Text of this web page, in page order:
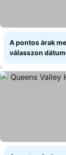
A pontos árak
válasszon